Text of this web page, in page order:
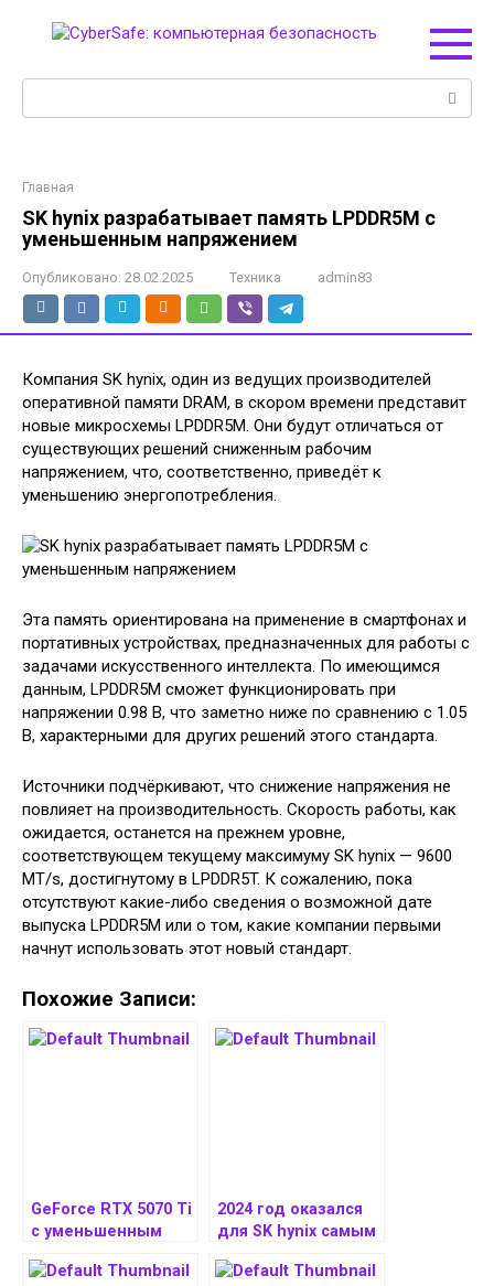
Главная
SK hynix разрабатывает память LPDDR5M с
уменьшенным напряжением
Опубликовано: 28.02.2025 Техника admin83
Компания SK hynix, один из ведущих производителей
оперативной памяти DRAM, в скором времени представит
новые микросхемы LPDDR5M. Они будут отличаться от
существующих решений сниженным рабочим
напряжением, что, соответственно, приведёт к
уменьшению энергопотребления.
Эта память ориентирована на применение в смартфонах и
портативных устройствах, предназначенных для работы с
задачами искусственного интеллекта. По имеющимся
данным, LPDDR5M сможет функционировать при
напряжении 0.98 В, что заметно ниже по сравнению с 1.05
В, характерными для других решений этого стандарта.
Источники подчёркивают, что снижение напряжения не
повлияет на производительность. Скорость работы, как
ожидается, останется на прежнем уровне,
соответствующем текущему максимуму SK hynix — 9600
MT/s, достигнутому в LPDDR5T. К сожалению, пока
отсутствуют какие-либо сведения о возможной дате
выпуска LPDDR5M или о том, какие компании первыми
начнут использовать этот новый стандарт.
Похожие Записи:
GeForce RTX 5070 Ti
с уменьшенным
уступает
2024 год оказался
для SK hynix самым